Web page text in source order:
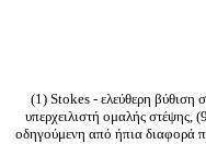
(1) Stokes - ελεύθερη
υπερχειλιστή ομαλής στέψης,
οδηγούμενη από ήπια διαφορά